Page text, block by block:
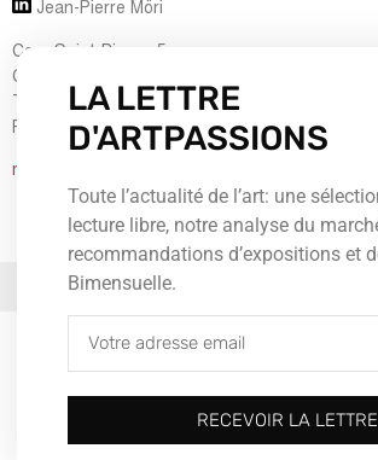
Jean-Pierre Möri
Cour Saint-Pierre, 5
CH-1204 Genève
Tel : + 41 (0) 22 700 13 80
Fax : + 41 (0) 22 735 60 38
redaction@artpassions.ch
© 2026Tous droits réservés
LA LETTRE
D'ARTPASSIONS
Toute l’actualité de l’art: une
lecture libre, notre analyse du
recommandations d’expositions et
Bimensuelle.
RECEVOIR LA LETTRE